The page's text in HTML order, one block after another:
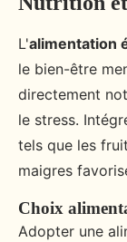
L'alimentation
le bien-être
directement
le stress.
tels que les
maigres
Choix
Adopter une